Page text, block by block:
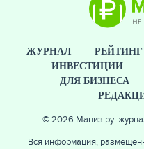
ЖУРНАЛ
ИНВЕСТИЦИИ
ДЛЯ БИЗНЕСА
© 2026 Маниз.ру:
Вся информация,